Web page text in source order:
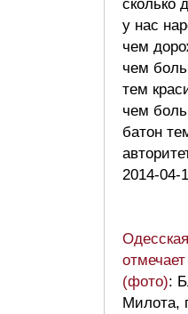
сколько
у нас
чем
чем
тем
чем
батон
2014-04-
(фото):
Милота,